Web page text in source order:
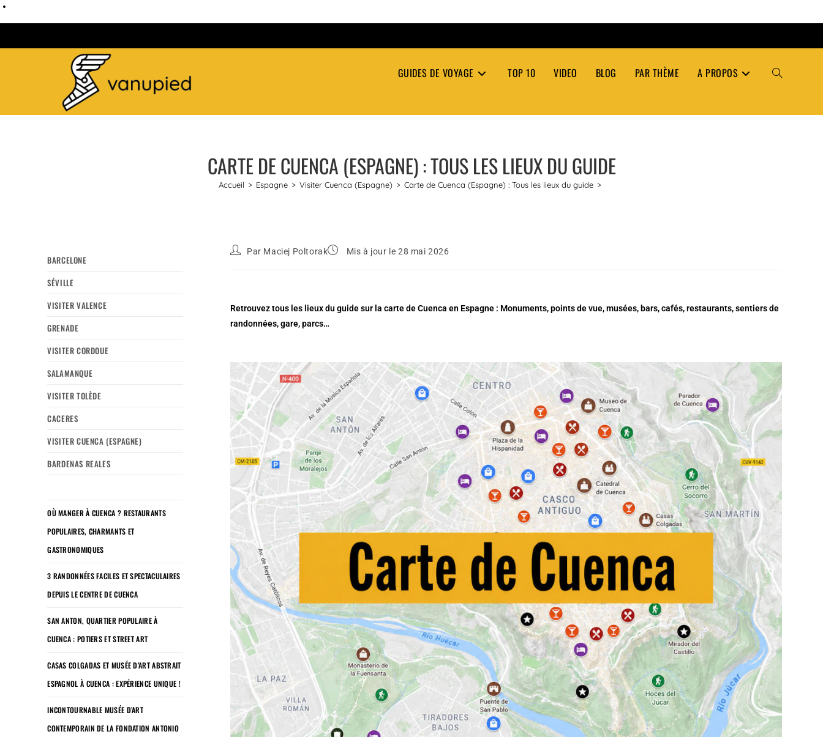
GUIDES DE VOYAGE TOP 10 VIDEO BLOG PAR THÈME A PROPOS TOGGLE
CARTE DE CUENCA (ESPAGNE) : TOUS LES LIEUX DU GUIDE
Accueil > Espagne > Visiter Cuenca (Espagne) > Carte de Cuenca (Espagne) : Tous les lieux du guide >
BARCELONE
SÉVILLE
VISITER VALENCE
GRENADE
VISITER CORDOUE
SALAMANQUE
VISITER TOLÈDE
CACERES
VISITER CUENCA (ESPAGNE)
BARDENAS REALES
OÙ MANGER À CUENCA ? RESTAURANTS
POPULAIRES, CHARMANTS ET
GASTRONOMIQUES
3 RANDONNÉES FACILES ET SPECTACULAIRES
DEPUIS LE CENTRE DE CUENCA
SAN ANTON, QUARTIER POPULAIRE À
CUENCA : POTIERS ET STREET ART
CASAS COLGADAS ET MUSÉE D’ART ABSTRAIT
ESPAGNOL À CUENCA : EXPÉRIENCE UNIQUE !
INCONTOURNABLE MUSÉE D’ART
CONTEMPORAIN DE LA FONDATION ANTONIO
Par Maciej Poltorak Mis à jour le 28 mai 2026
Retrouvez tous les lieux du guide sur la carte de Cuenca en Espagne : Monuments, points de vue, musées, bars, cafés, restaurants, sentiers de
randonnées, gare, parcs…